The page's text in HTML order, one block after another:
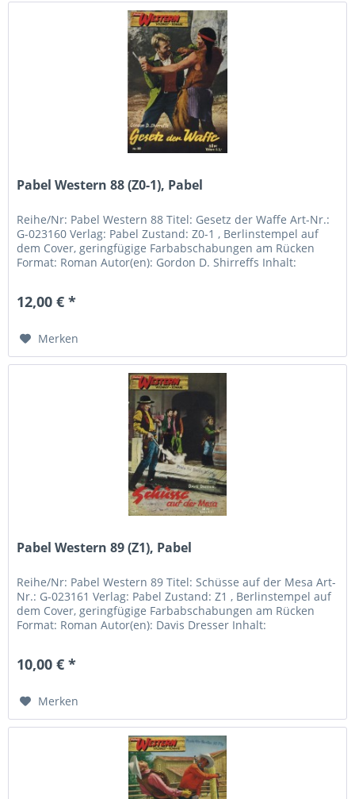
Pabel Western 88 (Z0-1), Pabel
Reihe/Nr: Pabel Western 88 Titel: Gesetz der Waffe Art-Nr.:
G-023160 Verlag: Pabel Zustand: Z0-1 , Berlinstempel auf
dem Cover, geringfügige Farbabschabungen am Rücken
Format: Roman Autor(en): Gordon D. Shirreffs Inhalt:
12,00 € *
Merken
Pabel Western 89 (Z1), Pabel
Reihe/Nr: Pabel Western 89 Titel: Schüsse auf der Mesa Art-
Nr.: G-023161 Verlag: Pabel Zustand: Z1 , Berlinstempel auf
dem Cover, geringfügige Farbabschabungen am Rücken
Format: Roman Autor(en): Davis Dresser Inhalt:
10,00 € *
Merken